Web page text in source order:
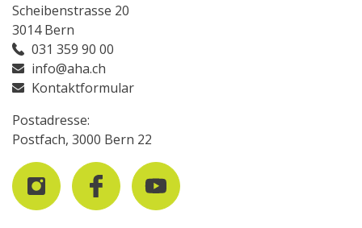
Scheibenstrasse 20
3014 Bern
031 359 90 00
info@aha.ch
Kontaktformular
Postadresse:
Postfach, 3000 Bern 22